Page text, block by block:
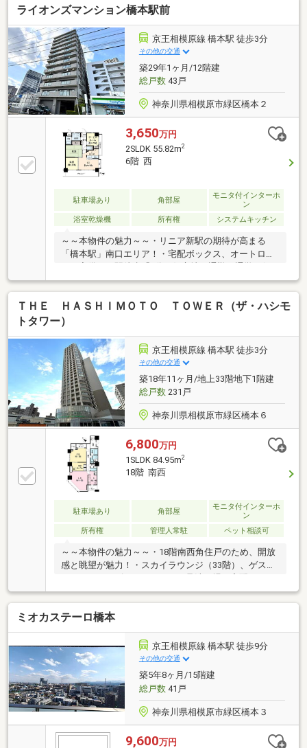
サービスそれがやどかリッチです。※東京MXテレビ
「カンニング竹山のイチバン研究所」２０２３年７月
１日放送■やりとり不要で内覧確定可能■赤色の見学予
約ボタンから最短２分で完了
ライオンズマンション橋本駅前
京王相模原線 橋本駅 徒歩3分
その他の交通
築29年1ヶ月/12階建
総戸数43戸
神奈川県相模原市緑区橋本２
3,650万円
2SLDK 55.82m2
6階 西
駐車場あり 角部屋
モニタ付インターホ
ン
浴室乾燥機
所有権 システムキッチン
～～本物件の魅力～～・リニア新駅の期待が高まる
「橋本駅」南口エリア！・宅配ボックス、オートロッ
利！・6階角住戸のため眺望良好。富士山も遠景にご
覧いただけます。・現在空室のため即内見可能
ＴＨＥ ＨＡＳＨＩＭＯＴＯ ＴＯＷＥＲ（ザ・ハシモ
トタワー）
京王相模原線 橋本駅 徒歩3分
その他の交通
築18年11ヶ月/地上33階地下1階建
総戸数231戸
神奈川県相模原市緑区橋本６
6,800万円
1SLDK 84.95m2
18階 南西
駐車場あり 角部屋
モニタ付インターホ
ン
所有権
管理人常駐 ペット相談可
～～本物件の魅力～～・18階南西角住戸のため、開放
感と眺望が魅力！・スカイラウンジ（33階）、ゲスト
ど多様な共用設備・2020年11月大規模修繕工事完了済
み（外壁、防水工事等）・ペット飼育可能（規約によ
る制限あり）～～管理・構造・防災～～■管理：24時
間有人管理で安心のセキュリティ、ゴミ出し24時間
可、コンシェルジュサービス、ダブルオートロック■
工法：逆梁アウトフレーム工法、2重床2重天井■防
災：制震構造マンション、非常用自家発電装置、防火
水槽、地震対策エレベーター
ミオカステーロ橋本
京王相模原線 橋本駅 徒歩9分
その他の交通
築5年8ヶ月/15階建
総戸数41戸
神奈川県相模原市緑区橋本３
9,600万円